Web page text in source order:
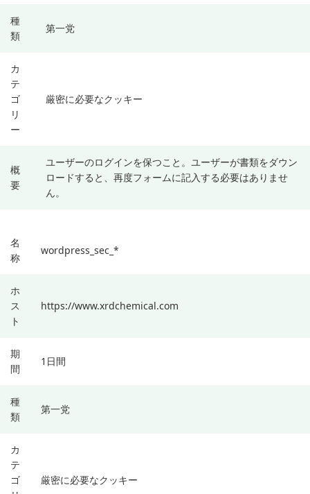
種
類
第一党
カ
テ
ゴ
リ
ー
厳密に必要なクッキー
概
要
ユーザーのログインを保つこと。ユーザーが書類をダウン
ロードすると、再度フォームに記入する必要はありませ
ん。
名
称
wordpress_sec_*
ホ
ス
ト
https://www.xrdchemical.com
期
間
1日間
種
類
第一党
カ
テ
ゴ
厳密に必要なクッキー